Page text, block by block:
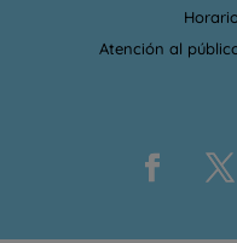
Atención al